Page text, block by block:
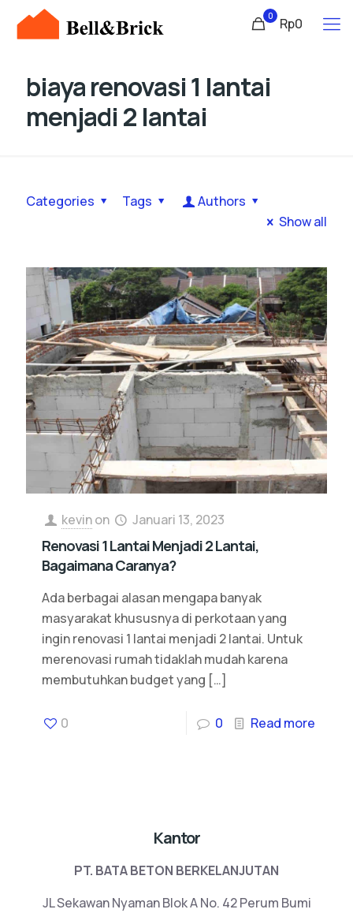
0 Rp0
biaya renovasi 1 lantai
menjadi 2 lantai
Categories Tags
Authors
Show all
kevinon Januari 13, 2023
Renovasi 1 Lantai Menjadi 2 Lantai,
Bagaimana Caranya?
Ada berbagai alasan mengapa banyak
masyarakat khususnya di perkotaan yang
ingin renovasi 1 lantai menjadi 2 lantai. Untuk
merenovasi rumah tidaklah mudah karena
membutuhkan budget yang […]
0 0 Read more
Kantor
PT. BATA BETON BERKELANJUTAN
JL Sekawan Nyaman Blok A No. 42 Perum Bumi